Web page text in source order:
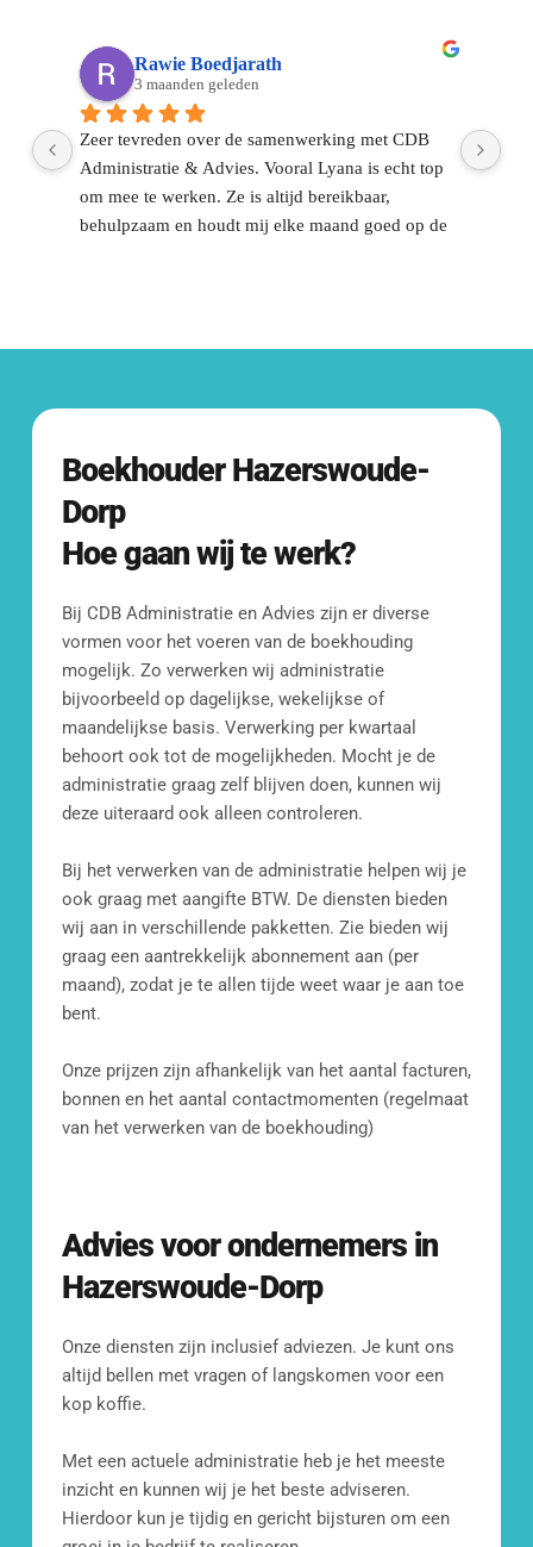
Mail ons
Bel ons
010 307 2338
Fransenstraat 19,
3131 CC Vlaardingen
[blocksy-content-block id="7258"]
Rawie Boedjarath
3 maanden geleden
Zeer tevreden over de samenwerking met CDB
Administratie & Advies. Vooral Lyana is echt top
om mee te werken. Ze is altijd bereikbaar,
behulpzaam en houdt mij elke maand goed op de
Boekhouder Hazerswoude-
Dorp
Hoe gaan wij te werk?
Bij CDB Administratie en Advies zijn er diverse
vormen voor het voeren van de boekhouding
mogelijk. Zo verwerken wij administratie
bijvoorbeeld op dagelijkse, wekelijkse of
maandelijkse basis. Verwerking per kwartaal
behoort ook tot de mogelijkheden. Mocht je de
administratie graag zelf blijven doen, kunnen wij
deze uiteraard ook alleen controleren.
Bij het verwerken van de administratie helpen wij je
ook graag met aangifte BTW. De diensten bieden
wij aan in verschillende pakketten. Zie bieden wij
graag een aantrekkelijk abonnement aan (per
maand), zodat je te allen tijde weet waar je aan toe
bent.
Onze prijzen zijn afhankelijk van het aantal facturen,
bonnen en het aantal contactmomenten (regelmaat
van het verwerken van de boekhouding)
Advies voor ondernemers in
Hazerswoude-Dorp
Onze diensten zijn inclusief adviezen. Je kunt ons
altijd bellen met vragen of langskomen voor een
kop koffie.
Met een actuele administratie heb je het meeste
inzicht en kunnen wij je het beste adviseren.
Hierdoor kun je tijdig en gericht bijsturen om een